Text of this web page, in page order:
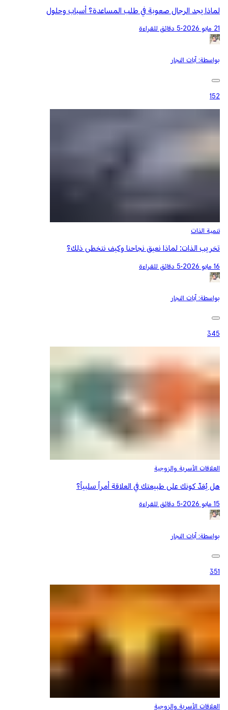
لماذا يجد الرجال صعوبة في طلب المساعدة؟ أسباب وحلول
21 مايو 2026 •5 دقائق للقراءة
بواسطة: آيات النجار
152
تنمية الذات
تخريب الذات: لماذا نعيق نجاحنا وكيف نتخطى ذلك؟
16 مايو 2026 •5 دقائق للقراءة
بواسطة: آيات النجار
345
العلاقات الأسرية والزوجية
هل يُعَدّ كونك على طبيعتك في العلاقة أمراً سلبياً؟
15 مايو 2026 •5 دقائق للقراءة
بواسطة: آيات النجار
351
العلاقات الأسرية والزوجية